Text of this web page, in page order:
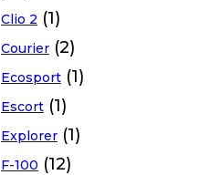
Clio 2 (1)
Courier (2)
Ecosport (1)
Escort (1)
Explorer (1)
F-100 (12)